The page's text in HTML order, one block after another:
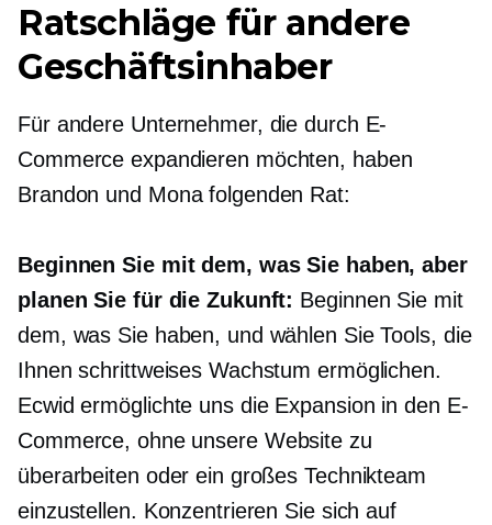
Ratschläge für andere
Geschäftsinhaber
Für andere Unternehmer, die durch E-
Commerce expandieren möchten, haben
Brandon und Mona folgenden Rat:
Beginnen Sie mit dem, was Sie haben, aber
planen Sie für die Zukunft: Beginnen Sie mit
dem, was Sie haben, und wählen Sie Tools, die
Ihnen schrittweises Wachstum ermöglichen.
Ecwid ermöglichte uns die Expansion in den E-
Commerce, ohne unsere Website zu
überarbeiten oder ein großes Technikteam
einzustellen. Konzentrieren Sie sich auf